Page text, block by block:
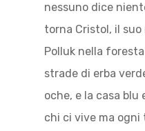
nessuno dice
torna Cristol, il
Polluk nella
strade di erba
oche, e la casa blu
chi ci vive ma